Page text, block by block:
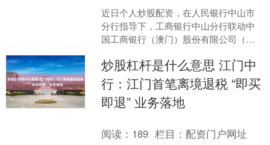
近日个人炒股配资，在人民银行中山市
分行指导下，工商银行中山分行联动中
国工商银行（澳门）股份有限公司（以
字货币桥（mBridge....
炒股杠杆是什么意思 江门中
行：江门首笔离境退税 “即买
即退” 业务落地
阅读： 189 栏目：配资门户网址